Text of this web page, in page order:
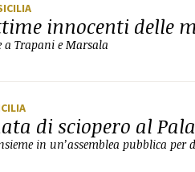
innocenti delle
a Trapani e Marsala
di sciopero al
in un’assemblea pubblica per